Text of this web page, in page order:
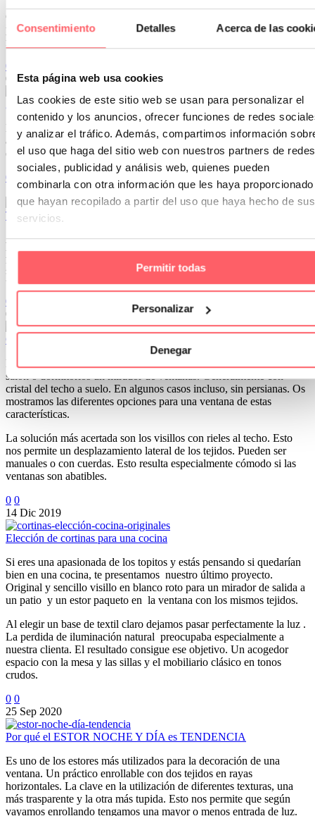
Consentimiento Detalles Acerca de las
Esta página web usa cookies
Las cookies de este sitio web se usan para personalizar el
contenido y los anuncios, ofrecer funciones de redes
y analizar el tráfico. Además, compartimos información
el uso que haga del sitio web con nuestros partners de redes
sociales, publicidad y análisis web, quienes pueden
combinarla con otra información que les haya proporcionado
que hayan recopilado a partir del uso que haya hecho de sus
servicios.
Permitir todas
Personalizar
Denegar
Cuando una vivienda se sale de lo convencional, aparecen muchas
preguntas. Techos inclinados, ventanales curvos, ventanas con
formas irregulares o…
0
06 Feb 2026
¿Cómo elegir el visillo corto perfecto para tu ventana?
Elegir el visillo corto perfecto para tu ventana puede transformar el
aspecto de cualquier estancia del hogar, añadiendo un toque de
elegancia y funcionalidad.
0
10 Jul 2024
Trucos imprescindibles para el lavado fácil de un panel japonés
A continuación te mostramos la forma más sencilla y rápida para
poder lavar las vías de un panel japonés. El proceso es muy sencillo,
pero hay que tener en cuenta una serie de pasos que harán que esta
labor no se complique.
0
08 Ene 2019
Cortinas para unas ventanas con forma de mirador
En muchas casas de nueva construcción es habitual encontrar en el
salón o dormitorios un mirador de ventanas. Generalmente con
cristal del techo a suelo. En algunos casos incluso, sin persianas. Os
mostramos las diferentes opciones para una ventana de estas
características.
La solución más acertada son los visillos con rieles al techo. Esto
nos permite un desplazamiento lateral de los tejidos. Pueden ser
manuales o con cuerdas. Esto resulta especialmente cómodo si las
ventanas son abatibles.
0 0
14 Dic 2019
Elección de cortinas para una cocina
Si eres una apasionada de los topitos y estás pensando si quedarían
bien en una cocina, te presentamos nuestro último proyecto.
Original y sencillo visillo en blanco roto para un mirador de salida a
un patio y un estor paqueto en la ventana con los mismos tejidos.
Al elegir un base de textil claro dejamos pasar perfectamente la luz .
La perdida de iluminación natural preocupaba especialmente a
nuestra clienta. El resultado consigue ese objetivo. Un acogedor
espacio con la mesa y las sillas y el mobiliario clásico en tonos
crudos.
0 0
25 Sep 2020
Por qué el ESTOR NOCHE Y DÍA es TENDENCIA
Es uno de los estores más utilizados para la decoración de una
ventana. Un práctico enrollable con dos tejidos en rayas
horizontales. La clave en la utilización de diferentes texturas, una
más trasparente y la otra más tupida. Esto nos permite que según
vayamos enrollando tengamos una mayor o menos entrada de luz.